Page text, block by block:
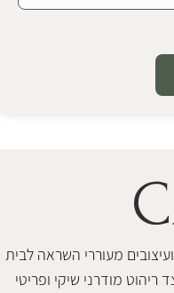
ועיצובים מעוררי השראה לבית
ריהוט מודרני שיקי ופריטי